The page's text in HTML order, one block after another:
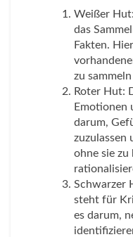
Weißer
das
Fakten.
zu
Roter Hut:
Emotionen
darum,
zuzulassen
ohne sie zu
Schwarzer
steht für
es darum,